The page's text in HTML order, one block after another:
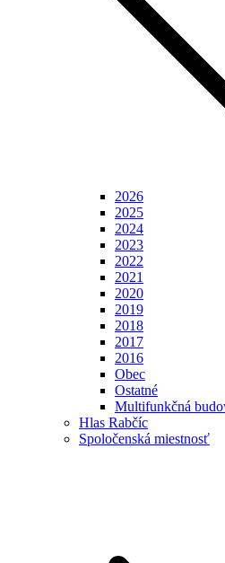
2026
2025
2024
2023
2022
2021
2020
2019
2018
2017
2016
Obec
Ostatné
Multifunkčná
Hlas Rabčíc
Spoločenská miestnosť